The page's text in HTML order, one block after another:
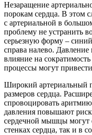
Незаращение
порокам сердца. В этом
с артериальной в
проблему не устранить
серьезную форму –
справа налево.
влияние на
процессы могут
Широкий артериальный
размеров сердца.
спровоцировать
давления повышают
сердечной мышцы могут
стенках сердца, так и в